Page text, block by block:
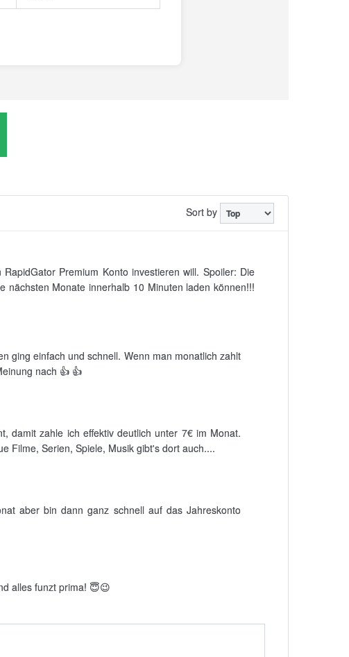
Sort by
Premium Konto investieren will. Spoiler: Die
nächsten Monate innerhalb 10 Minuten laden können!!!
ging einfach und schnell. Wenn man monatlich zahlt
nach 👍 👍
damit zahle ich effektiv deutlich unter 7€ im Monat.
Filme, Serien, Spiele, Musik gibt's dort auch....
aber bin dann ganz schnell auf das Jahreskonto
alles funzt prima! 😇😉